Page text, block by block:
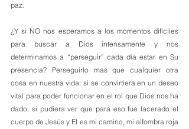
paz.
¿Y si NO nos esperamos a los momentos difíciles
para buscar a Dios intensamente y nos
determinamos a “perseguir” cada día estar en Su
presencia? Perseguirlo mas que cualquier otra
cosa en nuestra vida; si se convirtiera en un deseo
vital para poder funcionar en el rol que Dios nos ha
dado, si pudiera ver que para eso fue lacerado el
cuerpo de Jesús y El es mi camino, mi alfombra roja